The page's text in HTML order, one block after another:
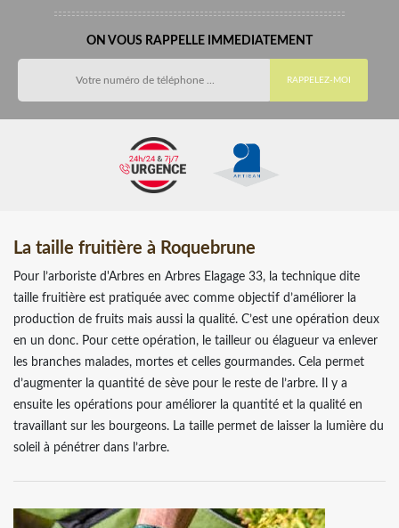
ON VOUS RAPPELLE IMMEDIATEMENT
La taille fruitière à Roquebrune
Pour l’arboriste d'Arbres en Arbres Elagage 33, la technique dite
taille fruitière est pratiquée avec comme objectif d’améliorer la
production de fruits mais aussi la qualité. C’est une opération deux
en un donc. Pour cette opération, le tailleur ou élagueur va enlever
les branches malades, mortes et celles gourmandes. Cela permet
d’augmenter la quantité de sève pour le reste de l’arbre. Il y a
ensuite les opérations pour améliorer la quantité et la qualité en
travaillant sur les bourgeons. La taille permet de laisser la lumière du
soleil à pénétrer dans l’arbre.